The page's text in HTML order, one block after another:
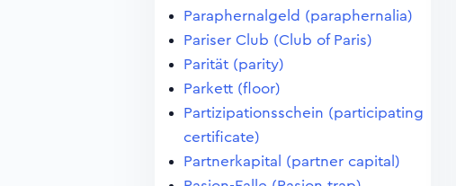
Paraphernalgeld (paraphernalia)
Pariser Club (Club of Paris)
Parität (parity)
Parkett (floor)
Partizipationsschein (participating
certificate)
Partnerkapital (partner capital)